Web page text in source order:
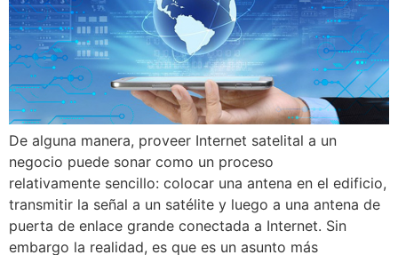
De alguna manera, proveer Internet satelital a un
negocio puede sonar como un proceso
relativamente sencillo: colocar una antena en el edificio,
transmitir la señal a un satélite y luego a una antena de
puerta de enlace grande conectada a Internet. Sin
embargo la realidad, es que es un asunto más